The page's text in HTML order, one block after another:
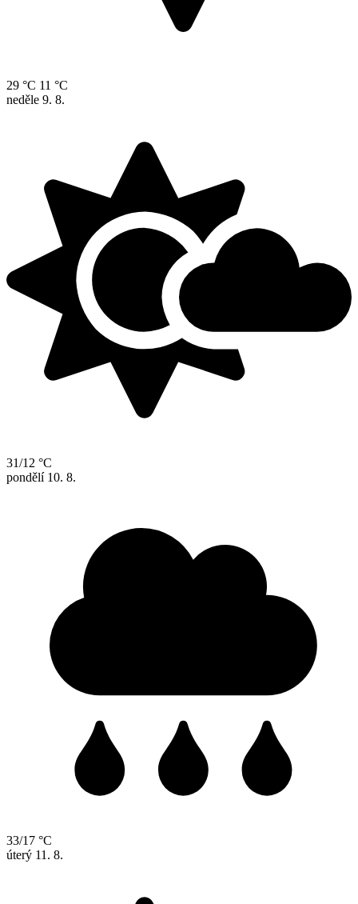
29 °C 11 °C
neděle 9. 8.
31/12 °C
pondělí 10. 8.
33/17 °C
úterý 11. 8.